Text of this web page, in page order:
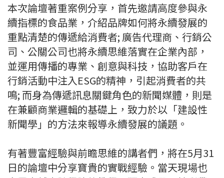
本次論壇著重案例分享，首先邀請高度參與永
續指標的食品業，介紹品牌如何將永續發展的
重點清楚的傳遞給消費者; 廣告代理商、行銷公
司、公關公司也將永續思維落實在企業內部，
並運用傳播的專業、創意與科技，協助客戶在
行銷活動中注入ESG的精神，引起消費者的共
鳴; 而身為傳遞訊息關鍵角色的新聞媒體，則是
在兼顧商業邏輯的基礎上，致力於以「建設性
新聞學」的方法來報導永續發展的議題。
有著豐富經驗與前瞻思維的講者們，將在5月31
日的論壇中分享寶貴的實戰經驗。當天現場也